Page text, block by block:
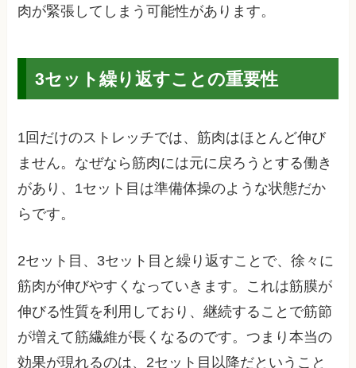
肉が緊張してしまう可能性があります。
3セット繰り返すことの重要性
1回だけのストレッチでは、筋肉はほとんど伸び
ません。なぜなら筋肉には元に戻ろうとする働き
があり、1セット目は準備体操のような状態だか
らです。
2セット目、3セット目と繰り返すことで、徐々に
筋肉が伸びやすくなっていきます。これは筋膜が
伸びる性質を利用しており、継続することで筋節
が増えて筋繊維が長くなるのです。つまり本当の
効果が現れるのは、2セット目以降だということ